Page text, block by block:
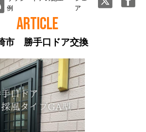
例
ア
ARTICLE
市 勝手口ドア交換